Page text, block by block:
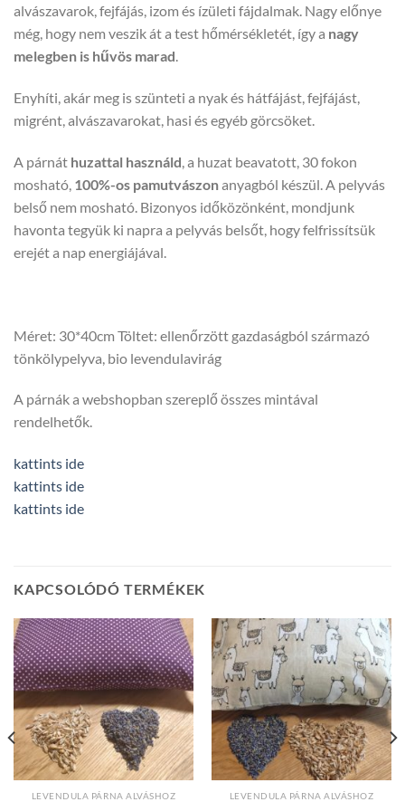
alvászavarok, fejfájás, izom és ízületi fájdalmak. Nagy előnye
még, hogy nem veszik át a test hőmérsékletét, így a nagy
melegben is hűvös marad.
Enyhíti, akár meg is szünteti a nyak és hátfájást, fejfájást,
migrént, alvászavarokat, hasi és egyéb görcsöket.
A párnát huzattal használd, a huzat beavatott, 30 fokon
mosható, 100%-os pamutvászonanyagból készül. A pelyvás
belső nem mosható. Bizonyos időközönként, mondjunk
havonta tegyük ki napra a pelyvás belsőt, hogy felfrissítsük
erejét a nap energiájával.
Méret: 30*40cm Töltet: ellenőrzött gazdaságból származó
tönkölypelyva, bio levendulavirág
A párnák a webshopban szereplő összes mintával
rendelhetők.
kattints ide
kattints ide
kattints ide
KAPCSOLÓDÓ TERMÉKEK
LEVENDULA PÁRNA ALVÁSHOZ LEVENDULA PÁRNA ALVÁSHOZ